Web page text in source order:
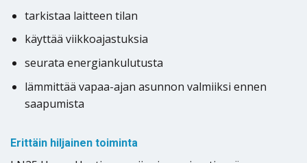
tarkistaa laitteen tilan
käyttää viikkoajastuksia
seurata energiankulutusta
lämmittää vapaa-ajan asunnon valmiiksi ennen
saapumista
Erittäin hiljainen toiminta